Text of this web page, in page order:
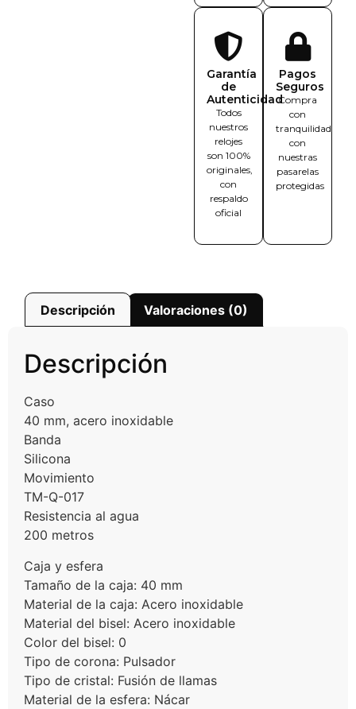
Garantía
de
Autenticidad
Todos
nuestros
relojes
son 100%
originales,
con
respaldo
oficial
Pagos
Seguros
Compra
con
tranquilidad
con
nuestras
pasarelas
protegidas
Descripción Valoraciones (0)
Descripción
Caso
40 mm, acero inoxidable
Banda
Silicona
Movimiento
TM-Q-017
Resistencia al agua
200 metros
Caja y esfera
Tamaño de la caja: 40 mm
Material de la caja: Acero inoxidable
Material del bisel: Acero inoxidable
Color del bisel: 0
Tipo de corona: Pulsador
Tipo de cristal: Fusión de llamas
Material de la esfera: Nácar